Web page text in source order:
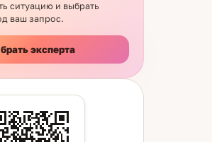
ситуацию и выбрать
ваш запрос.
эксперта